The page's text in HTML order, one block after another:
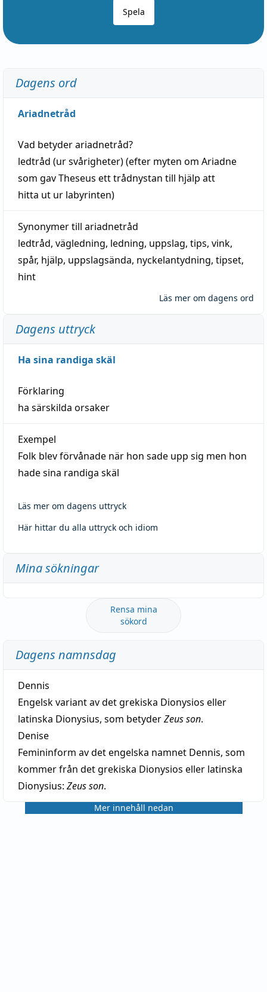
Spela
Dagens ord
Ariadnetråd
Vad betyderariadnetråd?
ledtråd (ur svårigheter) (efter myten om Ariadne
som gav Theseus ett trådnystan till hjälp att
hitta ut ur labyrinten)
Synonymer till ariadnetråd
ledtråd, vägledning, ledning, uppslag, tips, vink,
spår, hjälp, uppslagsända, nyckelantydning, tipset,
hint
Läs mer om dagens ord
Dagens uttryck
Ha sina randiga skäl
Förklaring
ha särskilda orsaker
Exempel
Folk blev förvånade när hon sade upp sig men hon
hade sina randiga skäl
Läs mer om dagens uttryck
Här hittar du alla uttryck och idiom
Mina sökningar
Rensa mina
sökord
Dagens namnsdag
Dennis
Engelsk variant av det grekiska Dionysios eller
latinska Dionysius, som betyderZeus son.
Denise
Femininform av det engelska namnet Dennis, som
kommer från det grekiska Dionysios eller latinska
Dionysius: Zeus son.
Mer innehåll nedan